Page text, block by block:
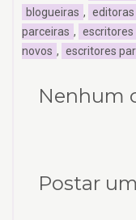
blogueiras , editoras
parceiras , escritores
novos , escritores
Nenhum
Postar